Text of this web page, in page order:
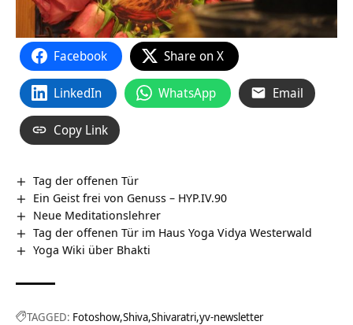
Facebook Share on X
LinkedIn WhatsApp Email
Copy Link
Tag der offenen Tür
Ein Geist frei von Genuss – HYP.IV.90
Neue Meditationslehrer
Tag der offenen Tür im Haus Yoga Vidya Westerwald
Yoga Wiki über Bhakti
TAGGED: Fotoshow Shiva Shivaratri yv-newsletter